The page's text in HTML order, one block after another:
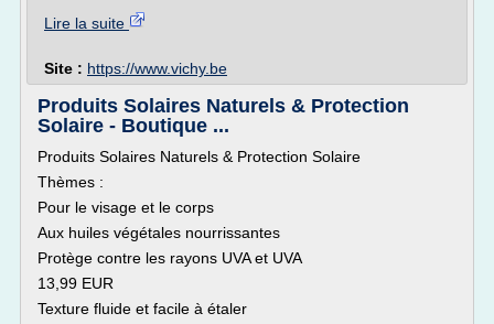
Lire la suite
Site : https://www.vichy.be
Produits Solaires Naturels & Protection
Solaire - Boutique ...
Produits Solaires Naturels & Protection Solaire
Thèmes :
Pour le visage et le corps
Aux huiles végétales nourrissantes
Protège contre les rayons UVA et UVA
13,99 EUR
Texture fluide et facile à étaler